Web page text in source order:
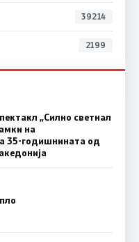
39214
2199
„Силно светнал
на
35-годишнината од